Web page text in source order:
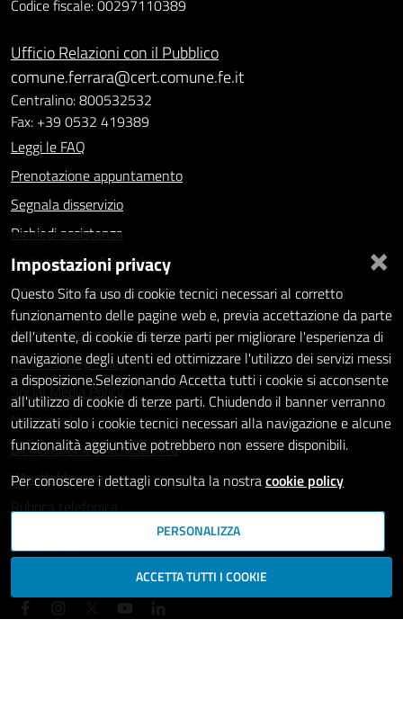
Codice fiscale: 00297110389
Ufficio Relazioni con il Pubblico
comune.ferrara@cert.comune.fe.it
Centralino: 800532532
Fax: +39 0532 419389
Leggi le FAQ
Prenotazione appuntamento
Segnala disservizio
Richiedi assistenza
Statistiche dei Siti web
Intranet - accesso riservato
Amministrazione trasparente
Informativa privacy
Social Media Policy
Note legali
Dichiarazione di accessibilità
Whistleblowing
Rubrica telefonica
SEGUICI SU
×
Impostazioni privacy
Questo Sito fa uso di cookie tecnici necessari al corretto
funzionamento delle pagine web e, previa accettazione da parte
dell'utente, di cookie di terze parti per migliorare l'esperienza di
navigazione degli utenti ed ottimizzare l'utilizzo dei servizi messi
a disposizione.Selezionando Accetta tutti i cookie si acconsente
all'utilizzo di cookie di terze parti. Chiudendo il banner verranno
utilizzati solo i cookie tecnici necessari alla navigazione e alcune
funzionalità aggiuntive potrebbero non essere disponibili.
Per conoscere i dettagli consulta la nostracookie policy
PERSONALIZZA
ACCETTA TUTTI I COOKIE